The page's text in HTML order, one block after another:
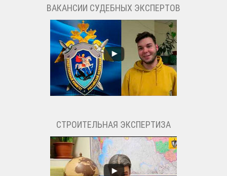
ВАКАНСИИ СУДЕБНЫХ ЭКСПЕРТОВ
СТРОИТЕЛЬНАЯ ЭКСПЕРТИЗА